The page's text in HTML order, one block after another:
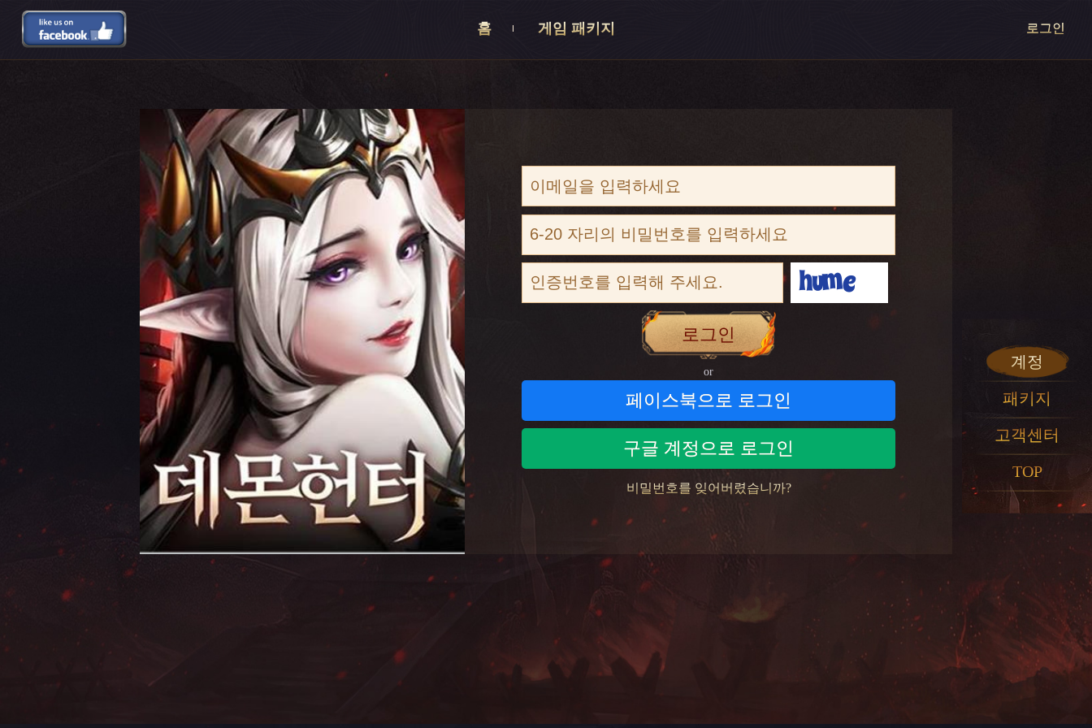
홈 게임 패키지 로그인
로그인
or
페이스북으로 로그인
구글 계정으로 로그인
비밀번호를 잊어버렸습니까?
계정
패키지
고객센터
TOP